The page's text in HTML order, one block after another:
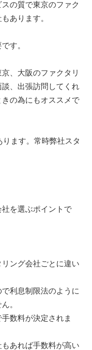
の質で東京のファク
あります。
す。
、大阪のファクタリ
、出張訪問してくれ
の為にもオススメで
ます。常時弊社スタ
を選ぶポイントで
ング会社ごとに違い
利息制限法のように
。
数料が決定されま
あれば手数料が高い